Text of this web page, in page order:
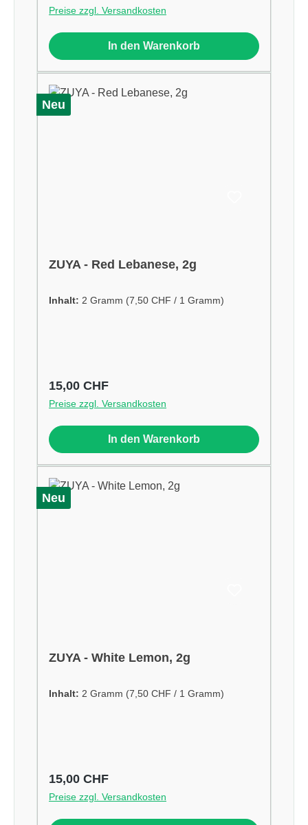
Preise zzgl. Versandkosten
In den Warenkorb
Neu
ZUYA - Red Lebanese, 2g
Inhalt: 2 Gramm (7,50 CHF / 1 Gramm)
Regulärer Preis:
15,00 CHF
Preise zzgl. Versandkosten
In den Warenkorb
Neu
ZUYA - White Lemon, 2g
Inhalt: 2 Gramm (7,50 CHF / 1 Gramm)
Regulärer Preis:
15,00 CHF
Preise zzgl. Versandkosten